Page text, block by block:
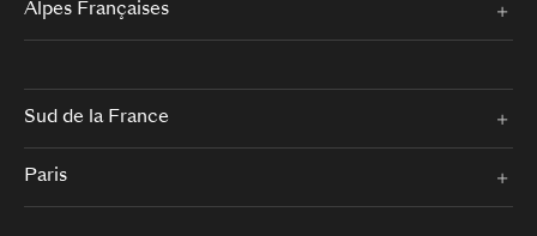
Alpes Françaises
Sud de la France
Paris